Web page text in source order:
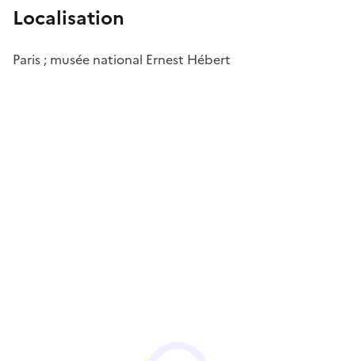
Localisation
Paris ; musée national Ernest Hébert